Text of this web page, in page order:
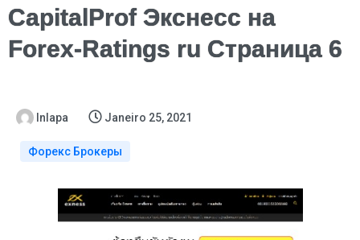
CapitalProf Экснесс на
Forex-Ratings ru Страница 6
Inlapa Janeiro 25, 2021
Форекс Брокеры